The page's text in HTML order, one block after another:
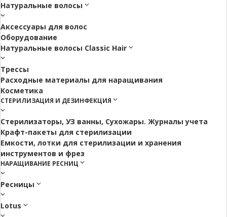
Натуральные волосы
Аксессуары для волос
Оборудование
Натуральные волосы Classic Hair
Трессы
Расходные материалы для наращивания
Косметика
СТЕРИЛИЗАЦИЯ И ДЕЗИНФЕКЦИЯ
Стерилизаторы, УЗ ванны, Сухожары. Журналы учета
Крафт-пакеты для стерилизации
Емкости, лотки для стерилизации и хранения
инструментов и фрез
НАРАЩИВАНИЕ РЕСНИЦ
Ресницы
Lotus